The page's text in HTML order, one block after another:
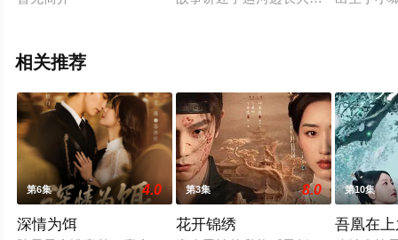
相关推荐
第6集 4.0
深情为饵
第3集 8.0
花开锦绣
第10集
吾凰在